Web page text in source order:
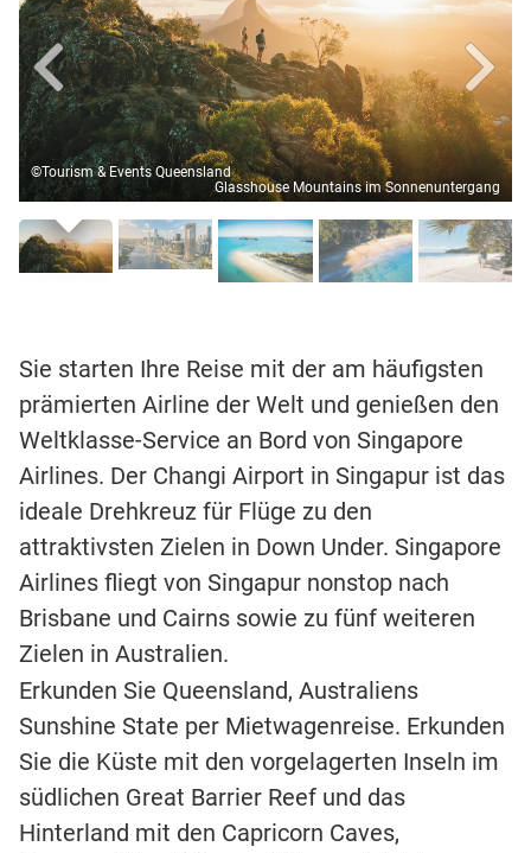
©Tourism & Events Queensland
Glasshouse Mountains im Sonnenuntergang
Sie starten Ihre Reise mit der am häufigsten
prämierten Airline der Welt und genießen den
Weltklasse-Service an Bord von Singapore
Airlines. Der Changi Airport in Singapur ist das
ideale Drehkreuz für Flüge zu den
attraktivsten Zielen in Down Under. Singapore
Airlines fliegt von Singapur nonstop nach
Brisbane und Cairns sowie zu fünf weiteren
Zielen in Australien.
Erkunden Sie Queensland, Australiens
Sunshine State per Mietwagenreise. Erkunden
Sie die Küste mit den vorgelagerten Inseln im
südlichen Great Barrier Reef und das
Hinterland mit den Capricorn Caves,